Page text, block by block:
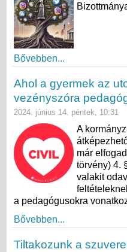
Bővebben...
Ahol a gyermek az
vezényszóra
2024. június 14. péntek, 10:31
A
már
törvény) 4.
valakit
a pedagógusokra
Bővebben...
Tiltakozunk a